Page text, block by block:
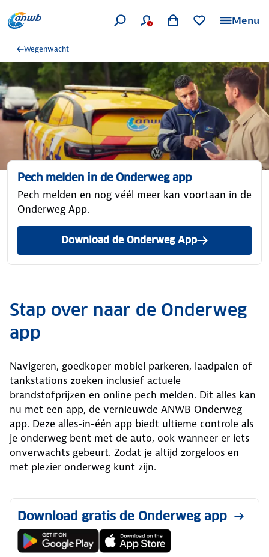
Menu
Wegenwacht
Pech melden in de Onderweg app
Pech melden en nog véél meer kan voortaan in de
Onderweg App.
Download de Onderweg App
Stap over naar de Onderweg
app
Navigeren, goedkoper mobiel parkeren, laadpalen of
tankstations zoeken inclusief actuele
brandstofprijzen en online pech melden. Dit alles kan
nu met een app, de vernieuwde ANWB Onderweg
app. Deze alles-in-één app biedt ultieme controle als
je onderweg bent met de auto, ook wanneer er iets
onverwachts gebeurt. Zodat je altijd zorgeloos en
met plezier onderweg kunt zijn.
Download gratis de Onderweg app